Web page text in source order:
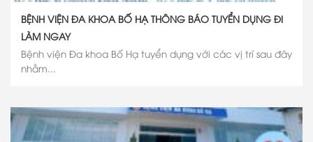
BỆNH VIỆN ĐA KHOA BỐ HẠ THÔNG BÁO TUYỂN DỤNG ĐI
LÀM NGAY
Bệnh viện Đa khoa Bố Hạ tuyển dụng với các vị trí sau đây
nhằm...